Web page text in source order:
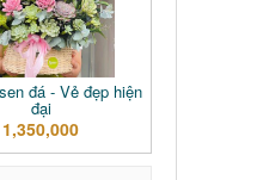
đá - Vẻ đẹp hiện
đại
1,350,000